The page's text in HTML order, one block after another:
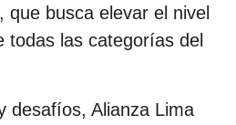
que busca elevar el nivel
todas las categorías del
desafíos, Alianza Lima